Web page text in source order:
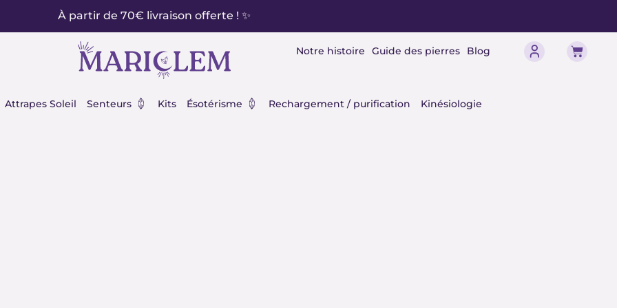
À partir de 70€ livraison offerte ! ✨
Notre histoire Guide des pierres Blog Panier
Attrapes Soleil Senteurs Ouvrir Senteurs
Kits Ésotérisme Ouvrir Ésotérisme
Rechargement / purification Kinésiologie